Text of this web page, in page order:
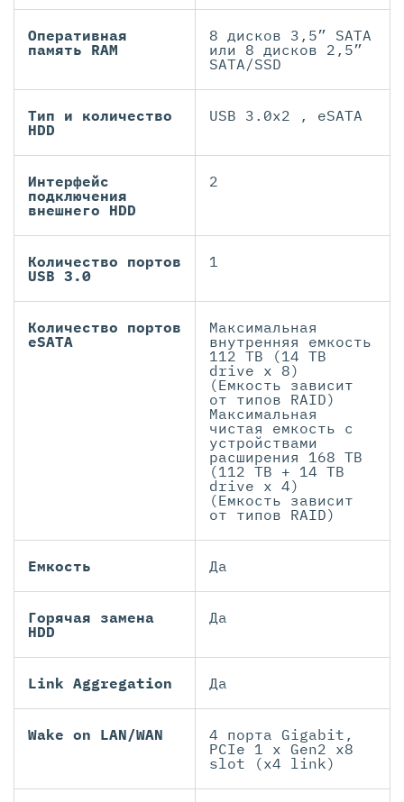
Оперативная
память RAM
8 дисков 3,5” SATA
или 8 дисков 2,5”
SATA/SSD
Тип и количество
HDD
USB 3.0x2 , eSATA
Интерфейс
подключения
внешнего HDD
2
Количество портов
USB 3.0
1
Количество портов
eSATA
Максимальная
внутренняя емкость
112 TB (14 TB
drive x 8)
(Емкость зависит
от типов RAID)
Максимальная
чистая емкость с
устройствами
расширения 168 TB
(112 TB + 14 TB
drive x 4)
(Емкость зависит
от типов RAID)
Емкость Да
Горячая замена
HDD
Да
Link Aggregation Да
Wake on LAN/WAN
4 порта Gigabit,
PCIe 1 x Gen2 x8
slot (x4 link)